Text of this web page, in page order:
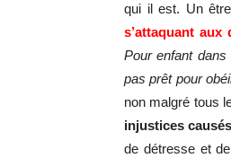
qui il est. Un
s’attaquant
Pour enfant dans
pas prêt pour
non malgré tous
injustices
de détresse et